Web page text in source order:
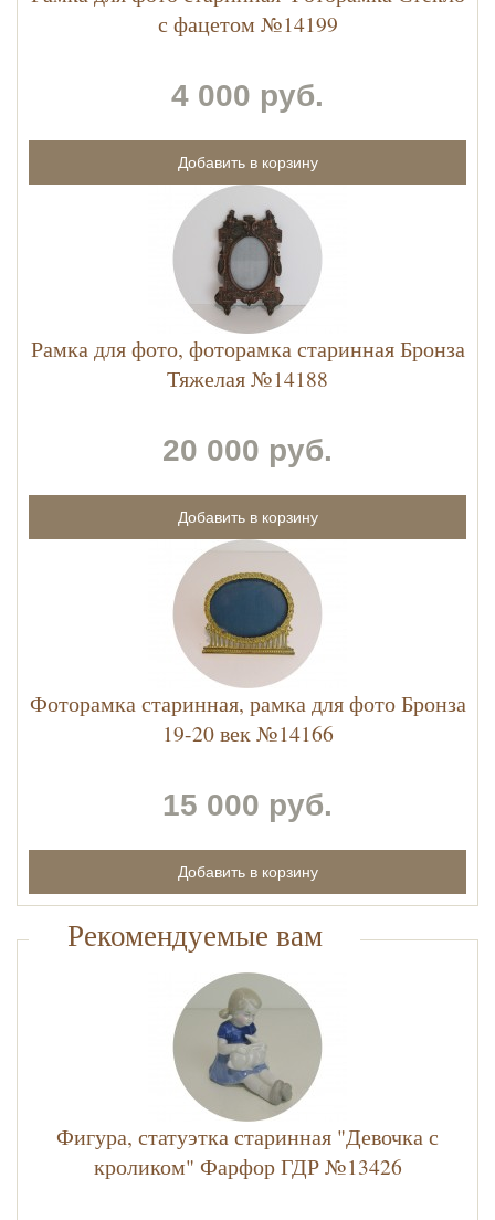
с фацетом №14199
4 000 руб.
Рамка для фото, фоторамка старинная Бронза
Тяжелая №14188
20 000 руб.
Фоторамка старинная, рамка для фото Бронза
19-20 век №14166
15 000 руб.
Рекомендуемые вам
Фигура, статуэтка старинная "Девочка с
кроликом" Фарфор ГДР №13426